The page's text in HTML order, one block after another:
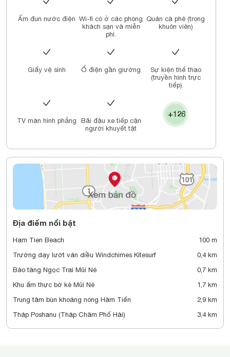
phòng đều được sử dụng các chất liệu tự nhiên một cách tối đa.
trời. Và nhà bếp của chúng tôi thì phục vụ rất nhiều những món ăn
hấp dẫn và độc đáo của miền biển Phan Thiết, với hầu hết những
gốc từ địa phương.
chúng tôi chắc chắn đây cũng sẽ là một trải nghiệm khó quên dành
Ấm đun nước điện Wi-fi có ở các phòng
khách sạn và miễn
phí.
Quán cà phê (trong
khuôn viên)
Giấy vệ sinh Ổ điện gần giường
Sự kiện thể thao
(truyền hình trực
tiếp)
TV màn hình phẳng
Bãi đậu xe tiếp cận
người khuyết tật
+126
Địa điểm nổi bật
Ham Tien Beach
100 m
Trường dạy lướt ván diều Windchimes Kitesurf
0,4 km
Bảo tàng Ngọc Trai Mũi Né
0,7 km
Khu ẩm thực bờ kè Mũi Né
1,7 km
Trung tâm bùn khoáng nóng Hàm Tiến
2,9 km
Tháp Poshanu (Tháp Chăm Phố Hài)
3,4 km